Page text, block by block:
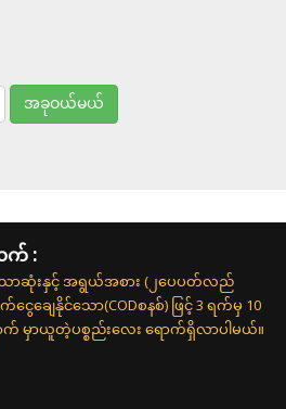
အခုဝယ်မယ်
က် :
ဆုံးနှင့် အရွယ်အစား (၂ပေပတ်လည်
ငွေချေနိုင်သော(CODစနစ်) ဖြင့် 3 ရက်မှ 10
ာယူတဲ့ပစ္စည်းလေး ရောက်ရှိလာပါမယ်။